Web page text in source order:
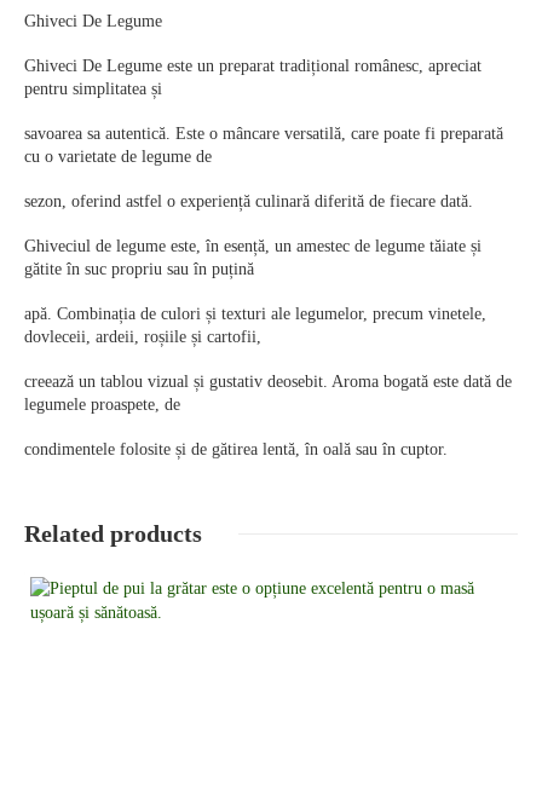
Ghiveci De Legume
Ghiveci De Legume este un preparat tradițional românesc, apreciat
pentru simplitatea și
savoarea sa autentică. Este o mâncare versatilă, care poate fi preparată
cu o varietate de legume de
sezon, oferind astfel o experiență culinară diferită de fiecare dată.
Ghiveciul de legume este, în esență, un amestec de legume tăiate și
gătite în suc propriu sau în puțină
apă. Combinația de culori și texturi ale legumelor, precum vinetele,
dovleceii, ardeii, roșiile și cartofii,
creează un tablou vizual și gustativ deosebit. Aroma bogată este dată de
legumele proaspete, de
condimentele folosite și de gătirea lentă, în oală sau în cuptor.
Related products